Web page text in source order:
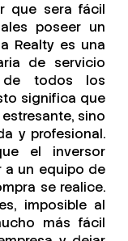
que sera fácil
poseer un
Realty es una
de servicio
de todos los
significa que
sino
y profesional.
el inversor
a un equipo de
se realice.
imposible al
más fácil